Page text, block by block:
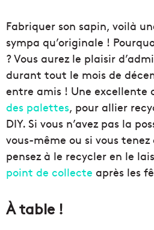
Fabriquer son sapin, voilà
sympa qu’originale !
? Vous aurez le plaisir
durant tout le mois de
entre amis ! Une excellente
des palettes, pour allier
DIY. Si vous n’avez pas la
vous-même ou si vous
pensez à le recycler en le
point de collecte après les
À table !